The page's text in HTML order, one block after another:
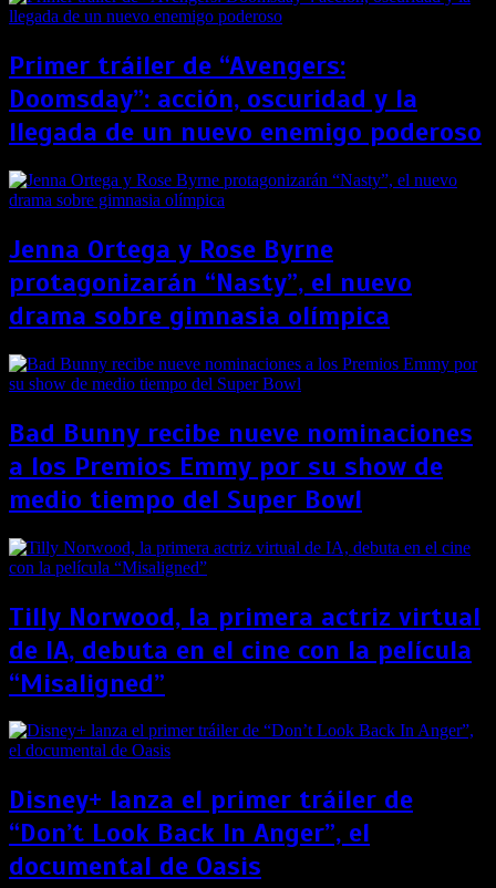
Primer tráiler de “Avengers:
Doomsday”: acción, oscuridad y la
llegada de un nuevo enemigo poderoso
Jenna Ortega y Rose Byrne
protagonizarán “Nasty”, el nuevo
drama sobre gimnasia olímpica
Bad Bunny recibe nueve nominaciones
a los Premios Emmy por su show de
medio tiempo del Super Bowl
Tilly Norwood, la primera actriz virtual
de IA, debuta en el cine con la película
“Misaligned”
Disney+ lanza el primer tráiler de
“Don’t Look Back In Anger”, el
documental de Oasis